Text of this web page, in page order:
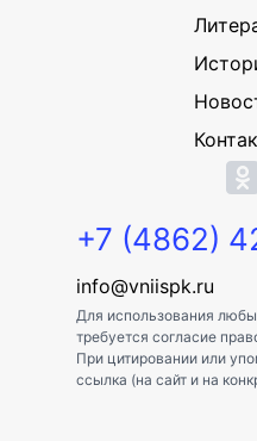
+7 (4862)
info@vniispk.ru
Для использования
требуется согласие
При цитировании или
ссылка (на сайт и на